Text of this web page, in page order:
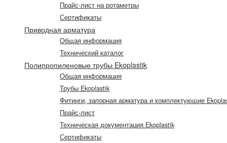
Прайс-лист на ротаметры
Сертификаты
Приводная арматура
Общая информация
Технический каталог
Полипропиленовые трубы Ekoplastik
Общая информация
Трубы Ekoplastik
Фитинги, запорная арматура и комплектующие
Прайс-лист
Техническая документация Ekoplastik
Сертификаты